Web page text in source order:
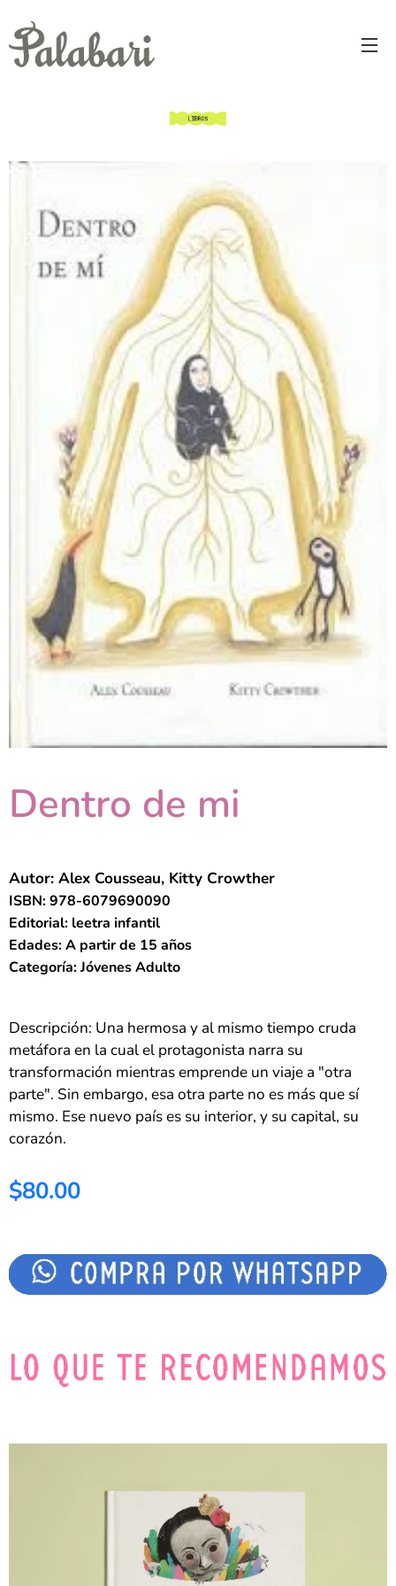
Dentro de mi
Autor: Alex Cousseau, Kitty Crowther
ISBN: 978-6079690090
Editorial: leetra infantil
Edades: A partir de 15 años
Categoría: Jóvenes Adulto
Descripción: Una hermosa y al mismo tiempo cruda
metáfora en la cual el protagonista narra su
transformación mientras emprende un viaje a "otra
parte". Sin embargo, esa otra parte no es más que sí
mismo. Ese nuevo país es su interior, y su capital, su
corazón.
$80.00